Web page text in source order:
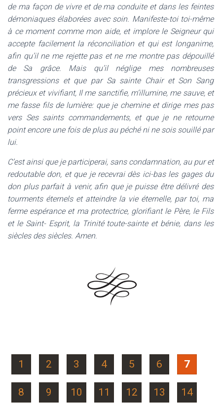
de ma façon de vivre et de ma conduite et dans les feintes
démoniaques élaborées avec soin. Manifeste-toi toi-même
à ce moment comme mon aide, et implore le Seigneur qui
accepte facilement la réconciliation et qui est longanime,
afin qu’il ne me rejette pas et ne me montre pas dépouillé
de Sa grâce. Mais qu’il néglige mes nombreuses
transgressions et que par Sa sainte Chair et Son Sang
précieux et vivifiant, Il me sanctifie, m’illumine, me sauve, et
me fasse fils de lumière: que je chemine et dirige mes pas
vers Ses saints commandements, et que je ne retourne
point encore une fois de plus au péché ni ne sois souillé par
lui.
C’est ainsi que je participerai, sans condamnation, au pur et
redoutable don, et que je recevrai dès ici-bas les gages du
don plus parfait à venir, afin que je puisse être délivré des
tourments éternels et atteindre la vie éternelle, par toi, ma
ferme espérance et ma protectrice, glorifiant le Père, le Fils
et le Saint- Esprit, la Trinité toute-sainte et bénie, dans les
siècles des siècles. Amen.
1 2 3 4 5 6 7
8 9 10 11 12 13 14